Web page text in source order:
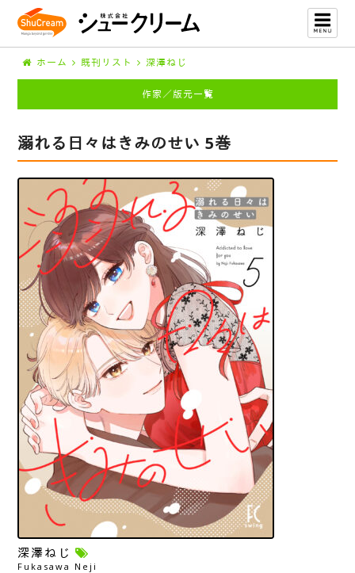
ホーム 既刊リスト 深澤ねじ
作家／版元一覧
溺れる日々はきみのせい 5巻
深澤ねじ
Fukasawa Neji